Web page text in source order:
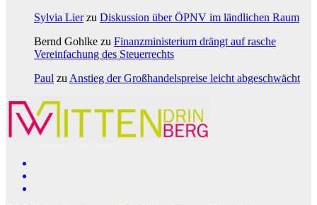
Sylvia Lierzu Diskussion über ÖPNV im ländlichen Raum
Bernd Gohlke zu Finanzministerium drängt auf rasche
Vereinfachung des Steuerrechts
Paul zu Anstieg der Großhandelspreise leicht abgeschwächt